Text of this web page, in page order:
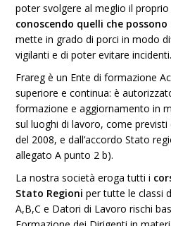
poter svolgere al meglio il
conoscendo quelli che
mette in grado di porci in modo
vigilanti e di poter evitare incidenti.
Frareg è un Ente di formazione
superiore e continua: è
formazione e aggiornamento in
sul luoghi di lavoro, come
del 2008, e dall’accordo Stato
allegato A punto 2 b).
La nostra società eroga tutti i
Stato Regioni per tutte le classi
A,B,C e Datori di Lavoro rischi